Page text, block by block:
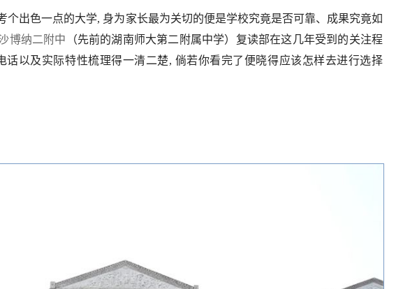
个出色一点的大学, 身为家长最为关切的便是学校究竟是否可靠、成果究竟如
博纳二附中 （先前的湖南师大第二附属中学）复读部在这几年受到的关注程
话以及实际特性梳理得一清二楚, 倘若你看完了便晓得应该怎样去进行选择